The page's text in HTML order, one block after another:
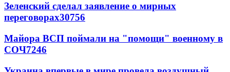
Зеленский сделал заявление о мирных
переговорах30756
Майора ВСП поймали на "помощи" военному в
СОЧ7246